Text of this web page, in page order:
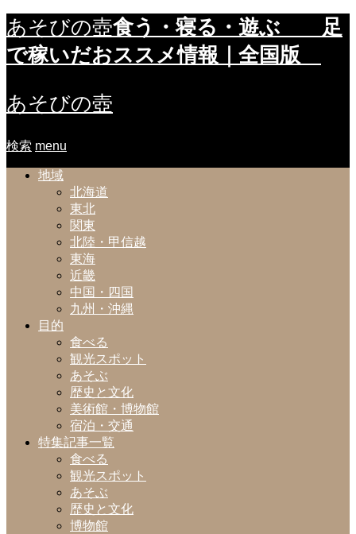
あそびの壺食う・寝る・遊ぶ 足
で稼いだおススメ情報｜全国版
あそびの壺
検索 menu
地域
北海道
東北
関東
北陸・甲信越
東海
近畿
中国・四国
九州・沖縄
目的
食べる
観光スポット
あそぶ
歴史と文化
美術館・博物館
宿泊・交通
特集記事一覧
食べる
観光スポット
あそぶ
歴史と文化
博物館